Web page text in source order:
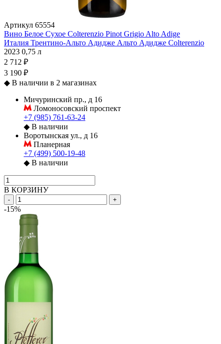
Артикул 65554
Вино Белое Сухое Colterenzio Pinot Grigio Alto Adige
Италия Трентино-Альто Адидже Альто Адидже Colterenzio
2023 0,75 л
2 712 ₽
3 190 ₽
◆ В наличии в 2 магазинах
Мичуринский пр., д 16
Ломоносовский проспект
+7 (985) 761-63-24
◆ В наличии
Воротынская ул., д 16
Планерная
+7 (499) 500-19-48
◆ В наличии
В КОРЗИНУ
- +
-15%